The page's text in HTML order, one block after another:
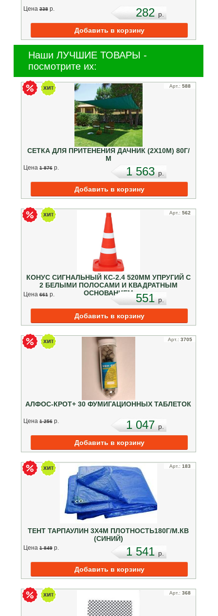
Цена 338 p. 282p.
Наши ЛУЧШИЕ ТОВАРЫ -
посмотрите их:
Арт.: 588
СЕТКА ДЛЯ ПРИТЕНЕНИЯ ДАЧНИК (2Х10М) 80Г/
М
Цена 1 876 p. 1 563p.
Арт.: 562
КОНУС СИГНАЛЬНЫЙ КС-2.4 520ММ УПРУГИЙ С
2 БЕЛЫМИ ПОЛОСАМИ И КВАДРАТНЫМ
ОСНОВАНИЕМ
Цена 661 p. 551p.
Арт.: 3705
АЛФОС-КРОТ+ 30 ФУМИГАЦИОННЫХ ТАБЛЕТОК
Цена 1 256 p. 1 047p.
Арт.: 183
ТЕНТ ТАРПАУЛИН 3Х4М ПЛОТНОСТЬ180Г/М.КВ
(СИНИЙ)
Цена 1 849 p. 1 541p.
Арт.: 368